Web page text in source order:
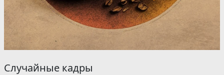
Случайные кадры